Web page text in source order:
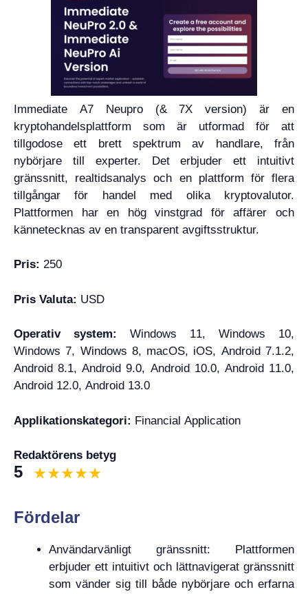
Immediate A7 Neupro (& 7X version) är en
kryptohandelsplattform som är utformad för att
tillgodose ett brett spektrum av handlare, från
nybörjare till experter. Det erbjuder ett intuitivt
gränssnitt, realtidsanalys och en plattform för flera
tillgångar för handel med olika kryptovalutor.
Plattformen har en hög vinstgrad för affärer och
kännetecknas av en transparent avgiftsstruktur.
Pris: 250
Pris Valuta: USD
Operativ system: Windows 11, Windows 10,
Windows 7, Windows 8, macOS, iOS, Android 7.1.2,
Android 8.1, Android 9.0, Android 10.0, Android 11.0,
Android 12.0, Android 13.0
Applikationskategori: Financial Application
Redaktörens betyg
5
Fördelar
Användarvänligt gränssnitt: Plattformen
erbjuder ett intuitivt och lättnavigerat gränssnitt
som vänder sig till både nybörjare och erfarna